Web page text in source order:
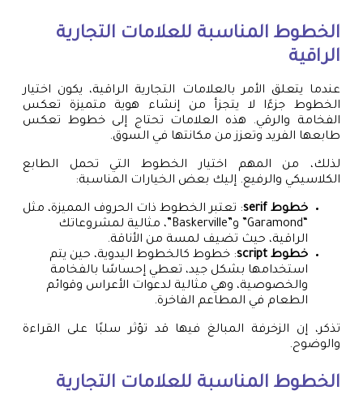
الخطوط المناسبة للعلامات التجارية
الراقية
عندما يتعلق الأمر بالعلامات التجارية الراقية، يكون اختيار
الخطوط جزءًا لا يتجزأ من إنشاء هوية متميزة تعكس
الفخامة والرقي. هذه العلامات تحتاج إلى خطوط تعكس
طابعها الفريد وتعزز من مكانتها في السوق.
لذلك، من المهم اختيار الخطوط التي تحمل الطابع
الكلاسيكي والرفيع. إليك بعض الخيارات المناسبة:
خطوط serif
: تعتبر الخطوط ذات الحروف المميزة، مثل
“Garamond” و”Baskerville”، مثالية لمشروعاتك
الراقية، حيث تضيف لمسة من الأناقة.
خطوط script
: خطوط كالخطوط اليدوية، حين يتم
استخدامها بشكل جيد، تعطي إحساسًا بالفخامة
والخصوصية، وهي مثالية لدعوات الأعراس وقوائم
الطعام في المطاعم الفاخرة.
تذكر، إن الزخرفة المبالغ فيها قد تؤثر سلبًا على القراءة
والوضوح.
الخطوط المناسبة للعلامات التجارية